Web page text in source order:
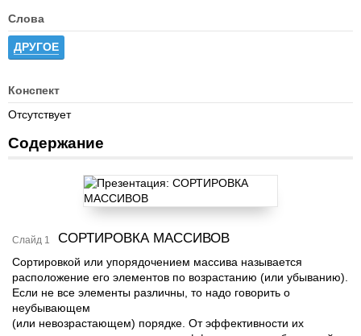
Слова
ДРУГОЕ
Конспект
Отсутствует
Содержание
Слайд 1 СОРТИРОВКА МАССИВОВ
Сортировкой или упорядочением массива называется
расположение его элементов по возрастанию (или убыванию).
Если не все элементы различны, то надо говорить о
неубывающем
(или невозрастающем) порядке. От эффективности их